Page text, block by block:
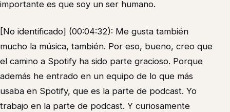
importante es que soy un ser humano.
[No identificado] (00:04:32): Me gusta también
mucho la música, también. Por eso, bueno, creo que
el camino a Spotify ha sido parte gracioso. Porque
además he entrado en un equipo de lo que más
usaba en Spotify, que es la parte de podcast. Yo
trabajo en la parte de podcast. Y curiosamente